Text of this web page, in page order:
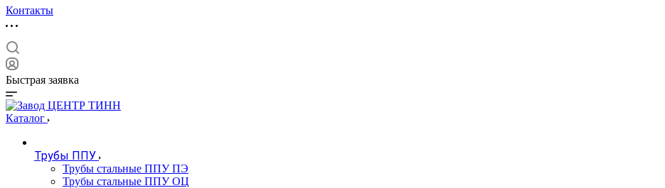
Контакты
Быстрая заявка
Каталог
Трубы ППУ
Трубы стальные ППУ ПЭ
Трубы стальные ППУ ОЦ